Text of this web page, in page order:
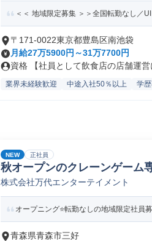
＜＜ 地域限定募集 ＞＞全国転勤なし／
〒171-0022東京都豊島区南池袋
月給27万5900円～31万7700円
資格 【社員として飲食店の店舗運
業界未経験歓迎 中途入社50％以上 学
NEW 正社員
秋オープンのクレーンゲーム
株式会社万代エンターテイメント
オープニング⭐転勤なしの地域限定社員
青森県青森市三好